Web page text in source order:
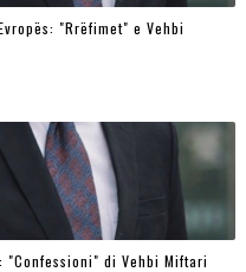
"Rrëfimet" e Vehbi
di Vehbi Miftari